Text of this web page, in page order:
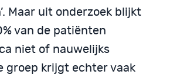
Maar uit onderzoek blijkt
van de patiënten
niet of nauwelijks
groep krijgt echter vaak